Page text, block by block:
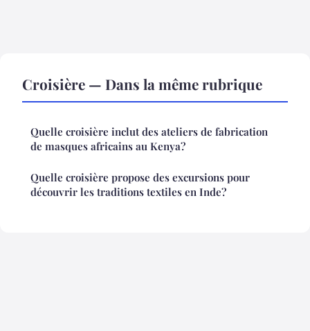
Croisière — Dans la même rubrique
Quelle croisière inclut des ateliers de fabrication
de masques africains au Kenya?
Quelle croisière propose des excursions pour
découvrir les traditions textiles en Inde?